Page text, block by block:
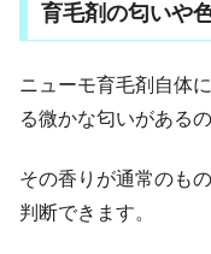
育毛剤の匂いや
ニューモ育毛剤自体
る微かな匂いがある
その香りが通常のも
判断できます。